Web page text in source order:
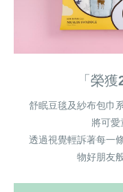
「榮
舒眠豆毯及紗布包巾
將可愛
透過視覺輕訴著每一
物好朋友